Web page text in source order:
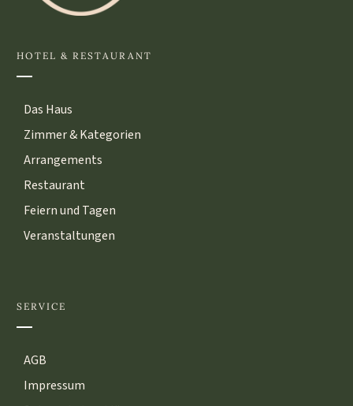
HOTEL & RESTAURANT
Das Haus
Zimmer & Kategorien
Arrangements
Restaurant
Feiern und Tagen
Veranstaltungen
SERVICE
AGB
Impressum